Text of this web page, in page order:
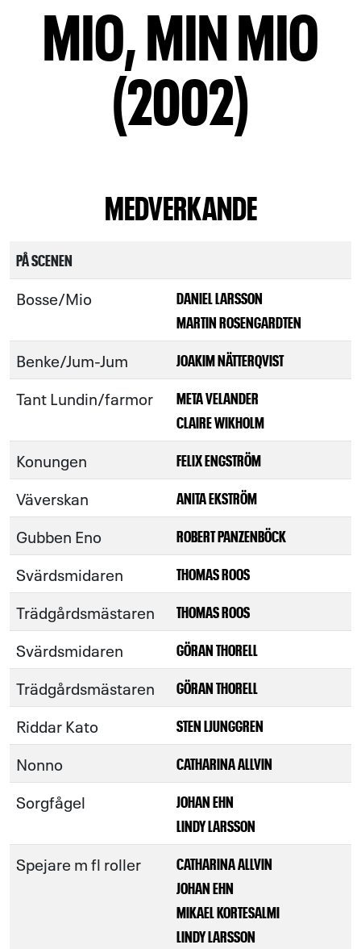
MIO, MIN MIO
(2002)
MEDVERKANDE
PÅ SCENEN
Bosse/Mio
DANIEL LARSSON
MARTIN ROSENGARDTEN
Benke/Jum-Jum JOAKIM NÄTTERQVIST
Tant Lundin/farmor
META VELANDER
CLAIRE WIKHOLM
Konungen FELIX ENGSTRÖM
Väverskan ANITA EKSTRÖM
Gubben Eno ROBERT PANZENBÖCK
Svärdsmidaren THOMAS ROOS
Trädgårdsmästaren THOMAS ROOS
Svärdsmidaren GÖRAN THORELL
Trädgårdsmästaren GÖRAN THORELL
Riddar Kato STEN LJUNGGREN
Nonno CATHARINA ALLVIN
Sorgfågel
JOHAN EHN
LINDY LARSSON
Spejare m fl roller
CATHARINA ALLVIN
JOHAN EHN
MIKAEL KORTESALMI
LINDY LARSSON